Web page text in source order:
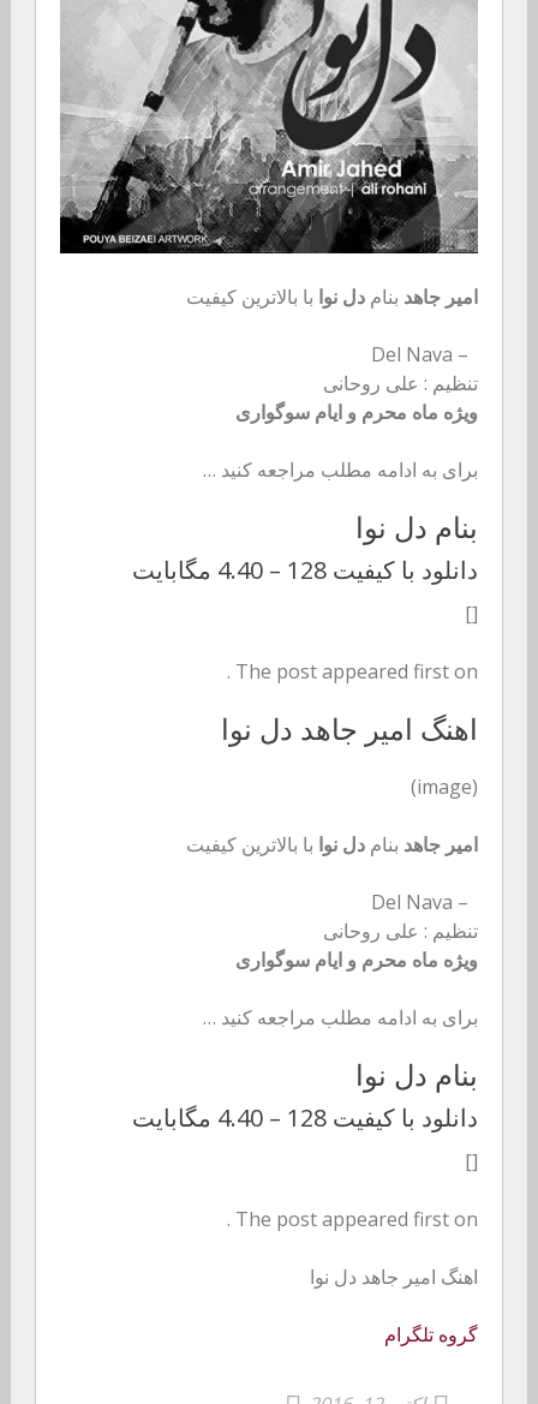
امیر جاهد بنام دل نوا با بالاترین کیفیت
– Del Nava
تنظیم : علی روحانی
ویژه ماه محرم و ایام سوگواری
برای به ادامه مطلب مراجعه کنید …
بنام دل نوا
دانلود با کیفیت 128 – 4.40 مگابایت
[]
The post appeared first on .
اهنگ امیر جاهد دل نوا
(image)
امیر جاهد بنام دل نوا با بالاترین کیفیت
– Del Nava
تنظیم : علی روحانی
ویژه ماه محرم و ایام سوگواری
برای به ادامه مطلب مراجعه کنید …
بنام دل نوا
دانلود با کیفیت 128 – 4.40 مگابایت
[]
The post appeared first on .
اهنگ امیر جاهد دل نوا
گروه تلگرام